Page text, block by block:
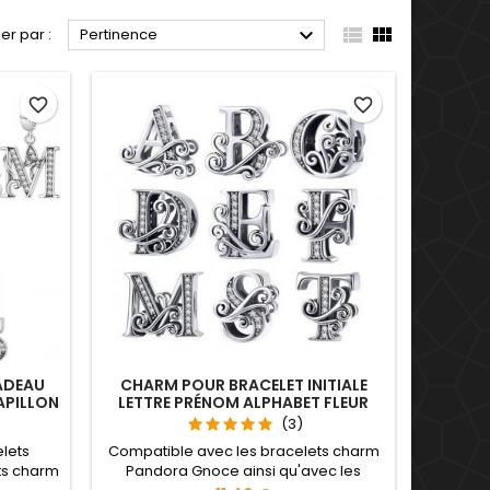
par : Pertinence   
charm
favorite_border
CHARM POUR BRACELET INITIALE
LETTRE PRÉNOM ALPHABET FLEUR
(3)
Compatible avec les bracelets charm
Pandora Gnoce ainsi qu'avec les
favorite_border